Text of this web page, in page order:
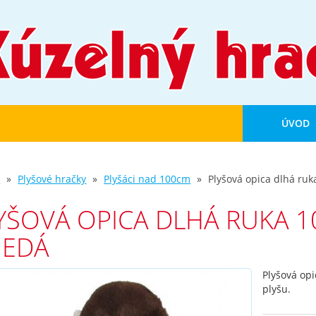
ÚVOD
Plyšové hračky Plyšáci nad 100cm Plyšová opica dlhá
OPICA DLHÁ RUKA
Plyšová
plyšu.